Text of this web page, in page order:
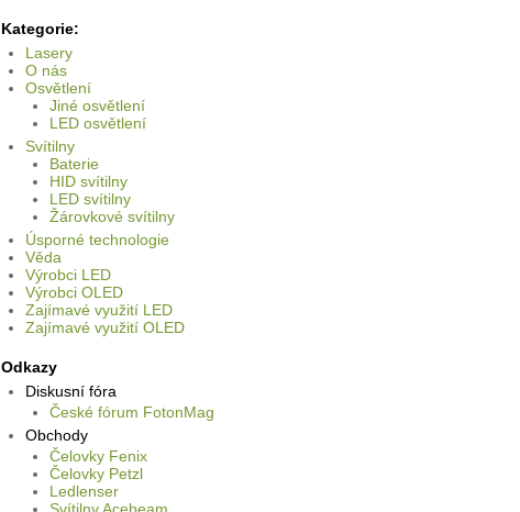
Kategorie:
Lasery
O nás
Osvětlení
Jiné osvětlení
LED osvětlení
Svítilny
Baterie
HID svítilny
LED svítilny
Žárovkové svítilny
Úsporné technologie
Věda
Výrobci LED
Výrobci OLED
Zajímavé využití LED
Zajímavé využití OLED
Odkazy
Diskusní fóra
České fórum FotonMag
Obchody
Čelovky Fenix
Čelovky Petzl
Ledlenser